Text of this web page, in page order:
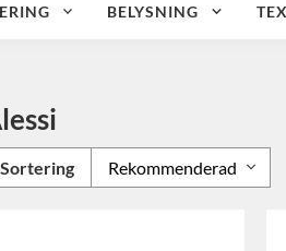
BELYSNING
Sortering